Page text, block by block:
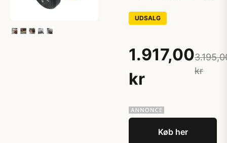
UDSALG
1.917,00
kr
kr
Køb her